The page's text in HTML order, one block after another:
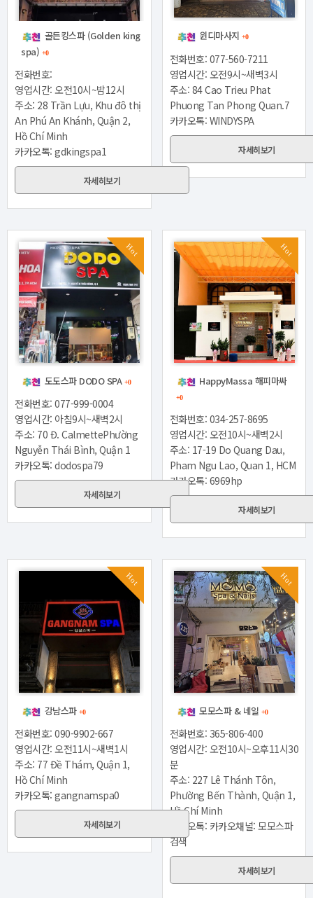
골든킹스파 (Golden king
spa) +0
전화번호:
영업시간: 오전10시~밤12시
주소: 28 Trần Lựu, Khu đô thị
An Phú An Khánh, Quận 2,
Hồ Chí Minh
카카오톡: gdkingspa1
자세히보기
윈디마사지 +0
전화번호: 077-560-7211
영업시간: 오전9시~새벽3시
주소: 84 Cao Trieu Phat
Phuong Tan Phong Quan.7
카카오톡: WINDYSPA
자세히보기
Hot
도도스파 DODO SPA +0
전화번호: 077-999-0004
영업시간: 아침9시~새벽2시
주소: 70 Đ. CalmettePhường
Nguyễn Thái Bình, Quận 1
카카오톡: dodospa79
자세히보기
Hot
HappyMassa 해피마싸
+0
전화번호: 034-257-8695
영업시간: 오전10시~새벽2시
주소: 17-19 Do Quang Dau,
Pham Ngu Lao, Quan 1, HCM
카카오톡: 6969hp
자세히보기
Hot
강남스파 +0
전화번호: 090-9902-667
영업시간: 오전11시~새벽1시
주소: 77 Đề Thám, Quận 1,
Hồ Chí Minh
카카오톡: gangnamspa0
자세히보기
Hot
모모스파 & 네일 +0
전화번호: 365-806-400
영업시간: 오전10시~오후11시30
분
주소: 227 Lê Thánh Tôn,
Phường Bến Thành, Quận 1,
Hồ Chí Minh
카카오톡: 카카오채널: 모모스파
검색
자세히보기